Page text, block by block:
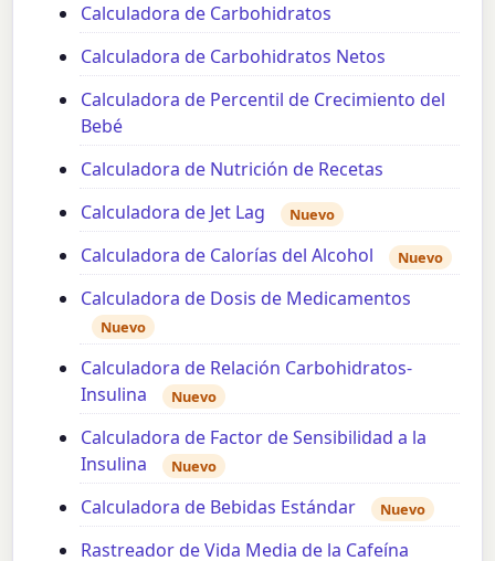
Calculadora de Carbohidratos
Calculadora de Carbohidratos Netos
Calculadora de Percentil de Crecimiento del
Bebé
Calculadora de Nutrición de Recetas
Calculadora de Jet Lag
Nuevo
Calculadora de Calorías del Alcohol Nuevo
Calculadora de Dosis de Medicamentos
Nuevo
Calculadora de Relación Carbohidratos-
Insulina
Nuevo
Calculadora de Factor de Sensibilidad a la
Insulina
Nuevo
Calculadora de Bebidas Estándar Nuevo
Rastreador de Vida Media de la Cafeína